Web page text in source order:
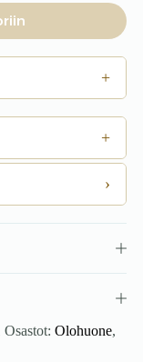
+
+
›
Osastot: Olohuone,